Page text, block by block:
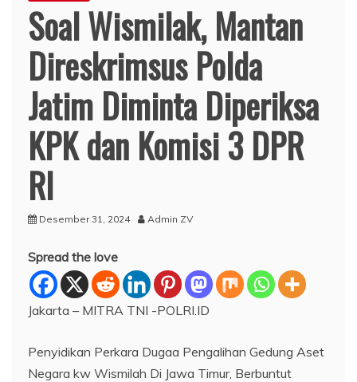
Soal Wismilak, Mantan
Direskrimsus Polda
Jatim Diminta Diperiksa
KPK dan Komisi 3 DPR
RI
Desember 31, 2024 Admin ZV
Spread the love
Jakarta – MITRA TNI -POLRI.ID
Penyidikan Perkara Dugaa Pengalihan Gedung Aset
Negara kw Wismilah Di Jawa Timur, Berbuntut